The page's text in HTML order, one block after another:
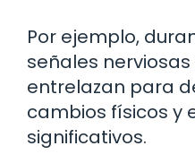
Por ejemplo,
señales
entrelazan para
cambios físicos y
significativos.